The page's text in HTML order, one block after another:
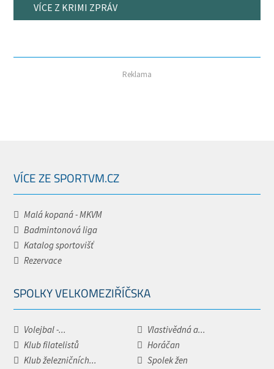
VÍCE Z KRIMI ZPRÁV
Reklama
VÍCE ZE SPORTVM.CZ
Malá kopaná - MKVM
Badmintonová liga
Katalog sportovišť
Rezervace
SPOLKY VELKOMEZIŘÍČSKA
Volejbal -...
Vlastivědná a...
Klub filatelistů
Horáčan
Klub železničních...
Spolek žen